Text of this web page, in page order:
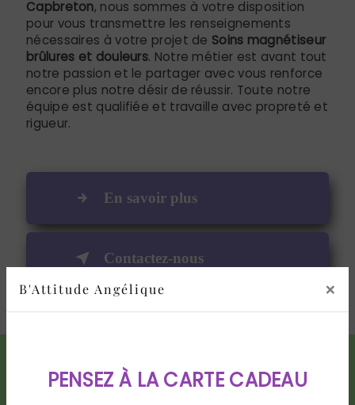
B'Attitude Angélique ×
PENSEZ À LA CARTE CADEAU
Capbreton, nous sommes à votre disposition
pour vous transmettre les renseignements
nécessaires à votre projet de Soins magnétiseur
brûlures et douleurs. Notre métier est avant tout
notre passion et le partager avec vous renforce
encore plus notre désir de réussir. Toute notre
équipe est qualifiée et travaille avec propreté et
rigueur.
En savoir plus
Contactez-nous